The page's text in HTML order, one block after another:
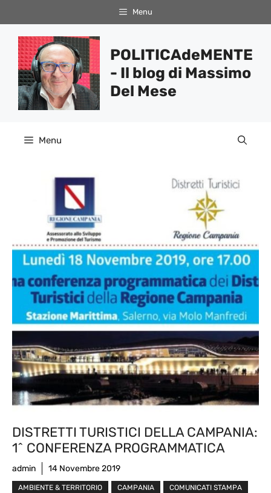
al
contenuto
Menu
POLITICAdeMENTE
- Il blog di Massimo
Del Mese
Menu
DISTRETTI TURISTICI DELLA CAMPANIA:
1^ CONFERENZA PROGRAMMATICA
admin 14 Novembre 2019
AMBIENTE & TERRITORIO CAMPANIA
COMUNICATI STAMPA